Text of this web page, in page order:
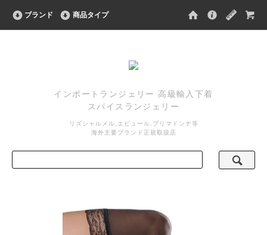
ブランド 商品タイプ
インポートランジェリー 高級輸入下着
スパイスランジェリー
リズシャルメル,エピュール,プリマドンナ等
海外主要ブランド正規取扱店